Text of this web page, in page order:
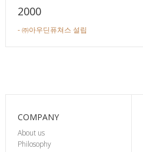
2000
- ㈜아우딘퓨쳐스 설립
COMPANY
About us
Philosophy